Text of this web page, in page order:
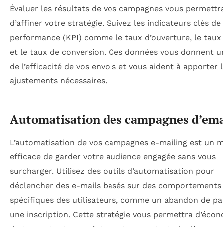
Évaluer les résultats de vos campagnes vous
d’affiner votre stratégie. Suivez les indicateurs clés de
performance (KPI) comme le taux d’ouverture, le
et le taux de conversion. Ces données vous donnent
de l’efficacité de vos envois et vous aident à apporter
ajustements nécessaires.
Automatisation des campagnes
L’automatisation de vos campagnes e-mailing est un
efficace de garder votre audience engagée sans vous
surcharger. Utilisez des outils d’automatisation pour
déclencher des e-mails basés sur des comportements
spécifiques des utilisateurs, comme un abandon de
une inscription. Cette stratégie vous permettra